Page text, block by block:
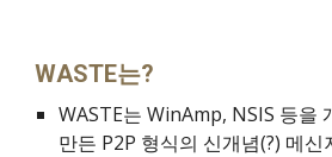
WASTE는?
WASTE는 WinAmp, NSIS 등을
만든 P2P 형식의 신개념(?) 메